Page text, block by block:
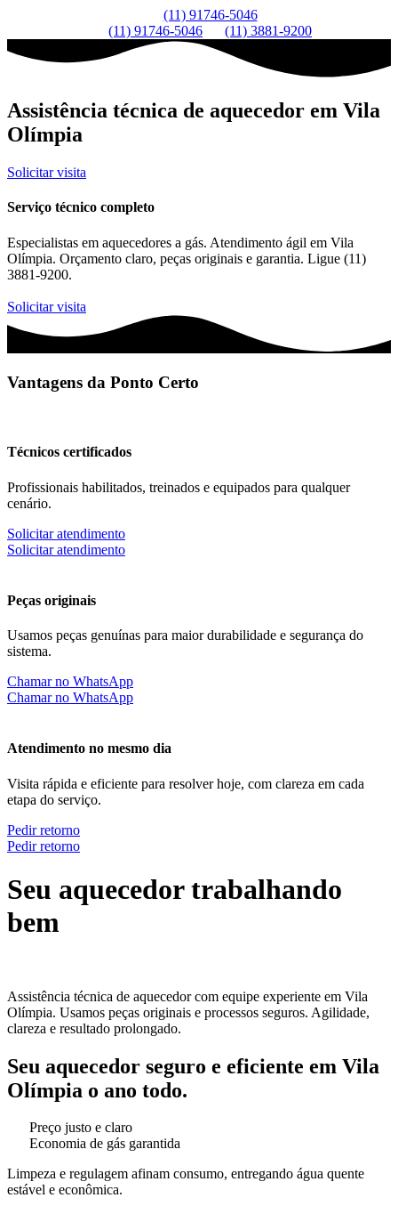
(11) 91746-5046
(11) 91746-5046
(11) 3881-9200
Assistência técnica de aquecedor em Vila
Olímpia
Solicitar visita
Serviço técnico completo
Especialistas em aquecedores a gás. Atendimento ágil em Vila
Olímpia. Orçamento claro, peças originais e garantia. Ligue (11)
3881-9200.
Solicitar visita
Vantagens da Ponto Certo
Técnicos certificados
Profissionais habilitados, treinados e equipados para qualquer
cenário.
Solicitar atendimento
Solicitar atendimento
Peças originais
Usamos peças genuínas para maior durabilidade e segurança do
sistema.
Chamar no WhatsApp
Chamar no WhatsApp
Atendimento no mesmo dia
Visita rápida e eficiente para resolver hoje, com clareza em cada
etapa do serviço.
Pedir retorno
Pedir retorno
Seu aquecedor trabalhando
bem
Assistência técnica de aquecedor com equipe experiente em Vila
Olímpia. Usamos peças originais e processos seguros. Agilidade,
clareza e resultado prolongado.
Seu aquecedor seguro e eficiente em Vila
Olímpia o ano todo.
Preço justo e claro
Economia de gás garantida
Limpeza e regulagem afinam consumo, entregando água quente
estável e econômica.